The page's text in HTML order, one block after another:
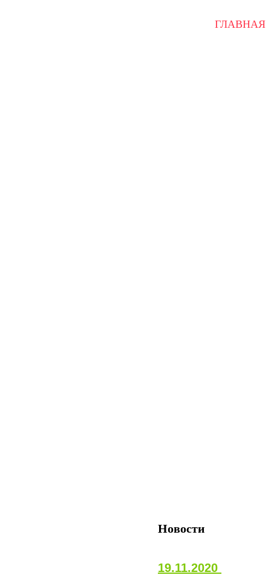
ГЛАВНАЯ
Новости
19.11.2020